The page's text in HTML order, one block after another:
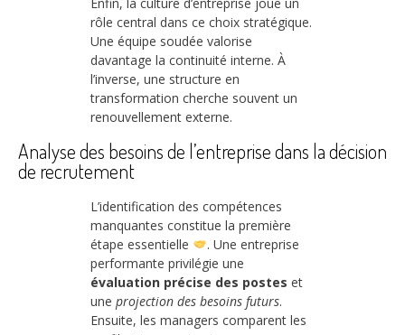
rôle central dans ce choix stratégique.
Une équipe soudée valorise
davantage la continuité interne. À
l’inverse, une structure en
transformation cherche souvent un
renouvellement externe.
Analyse des besoins de l’entreprise dans la décision
de recrutement
L’identification des compétences
manquantes constitue la première
étape essentielle
. Une entreprise
performante privilégie une
évaluation précise des postes et
une projection des besoins futurs.
Ensuite, les managers comparent les